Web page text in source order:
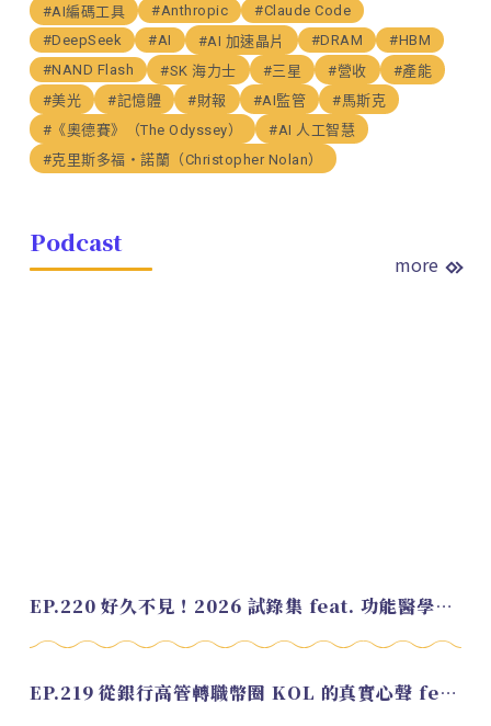
#AI編碼工具
#Anthropic
#Claude Code
#DeepSeek
#AI #AI 加速晶片 #DRAM
#HBM
#NAND Flash
#SK 海力士 #三星 #營收
#產能
#美光
#記憶體 #財報 #AI監管
#馬斯克
#《奧德賽》（The Odyssey）
#AI 人工智慧
#克里斯多福・諾蘭（Christopher Nolan）
Podcast
more
EP.220 好久不見！2026 試錄集 feat. 功能醫學營養師 美寶
EP.219 從銀行高管轉職幣圈 KOL 的真實心聲 feat.龜大